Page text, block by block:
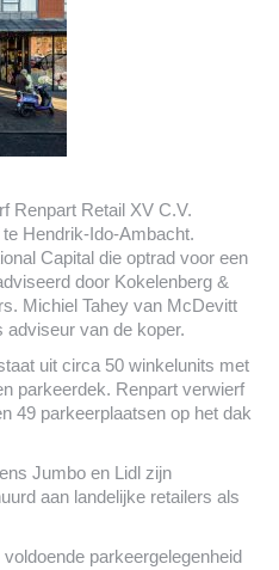
Renpart Retail XV C.V.
Hendrik-Ido-Ambacht.
Capital die optrad voor een
door Kokelenberg &
Michiel Tahey van McDevitt
adviseur van de koper.
uit circa 50 winkelunits met
parkeerdek. Renpart verwierf
49 parkeerplaatsen op het dak
Jumbo en Lidl zijn
aan landelijke retailers als
parkeergelegenheid